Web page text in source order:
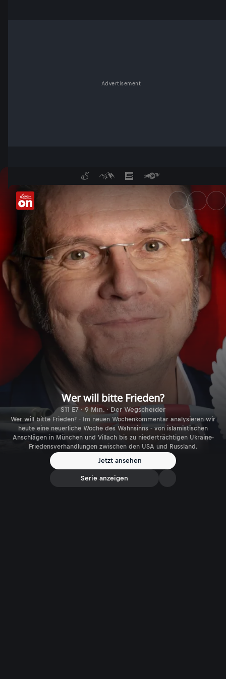
Advertisement
Wochenkommentar von
Wer will bitte Frieden?
S11 E7 · 9 Min. · Der Wegscheider
Wer will bitte Frieden? - Im neuen Wochenkommentar analysieren wir
heute eine neuerliche Woche des Wahnsinns - von islamistischen
Anschlägen in München und Villach bis zu niederträchtigen Ukraine-
Friedensverhandlungen zwischen den USA und Russland.
Jetzt ansehen
Serie anzeigen